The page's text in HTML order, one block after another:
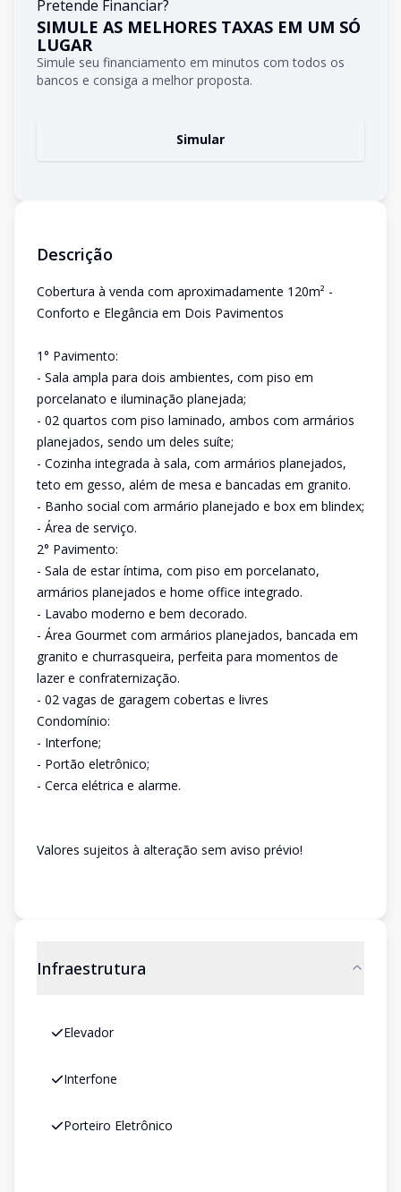
Pretende Financiar?
SIMULE AS MELHORES TAXAS EM UM SÓ
LUGAR
Simule seu financiamento em minutos com todos os
bancos e consiga a melhor proposta.
Simular
Descrição
Cobertura à venda com aproximadamente 120m² -
Conforto e Elegância em Dois Pavimentos
1° Pavimento:
- Sala ampla para dois ambientes, com piso em
porcelanato e iluminação planejada;
- 02 quartos com piso laminado, ambos com armários
planejados, sendo um deles suíte;
- Cozinha integrada à sala, com armários planejados,
teto em gesso, além de mesa e bancadas em granito.
- Banho social com armário planejado e box em blindex;
- Área de serviço.
2° Pavimento:
- Sala de estar íntima, com piso em porcelanato,
armários planejados e home office integrado.
- Lavabo moderno e bem decorado.
- Área Gourmet com armários planejados, bancada em
granito e churrasqueira, perfeita para momentos de
lazer e confraternização.
- 02 vagas de garagem cobertas e livres
Condomínio:
- Interfone;
- Portão eletrônico;
- Cerca elétrica e alarme.
Valores sujeitos à alteração sem aviso prévio!
Infraestrutura
Elevador
Interfone
Porteiro Eletrônico